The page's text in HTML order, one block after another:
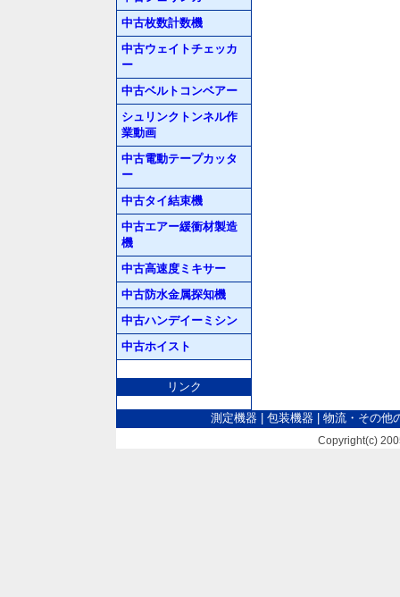
中古枚数計数機
中古ウェイトチェッカ
ー
中古ベルトコンベアー
シュリンクトンネル作
業動画
中古電動テープカッタ
ー
中古タイ結束機
中古エアー緩衝材製造
機
中古高速度ミキサー
中古防水金属探知機
中古ハンデイーミシン
中古ホイスト
リンク
測定機器 包装機器 物流・その他
Copyright(c)